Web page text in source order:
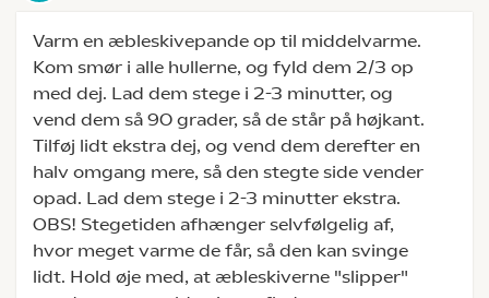
Varm en æbleskivepande op til middelvarme.
Kom smør i alle hullerne, og fyld dem 2/3 op
med dej. Lad dem stege i 2-3 minutter, og
vend dem så 90 grader, så de står på højkant.
Tilføj lidt ekstra dej, og vend dem derefter en
halv omgang mere, så den stegte side vender
opad. Lad dem stege i 2-3 minutter ekstra.
OBS! Stegetiden afhænger selvfølgelig af,
hvor meget varme de får, så den kan svinge
lidt. Hold øje med, at æbleskiverne "slipper"